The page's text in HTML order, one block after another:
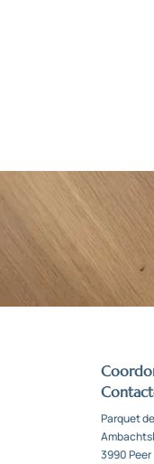
Parquet
3990 Peer